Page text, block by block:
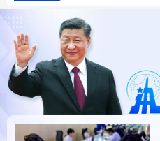
学习进行时
国际 财经
思客智库